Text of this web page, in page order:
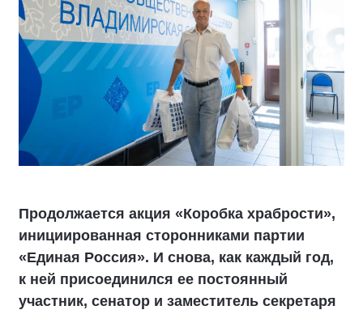
Продолжается акция «Коробка храбрости»,
инициированная сторонниками партии
«Единая Россия». И снова, как каждый год,
к ней присоединился ее постоянный
участник, сенатор и заместитель секретаря